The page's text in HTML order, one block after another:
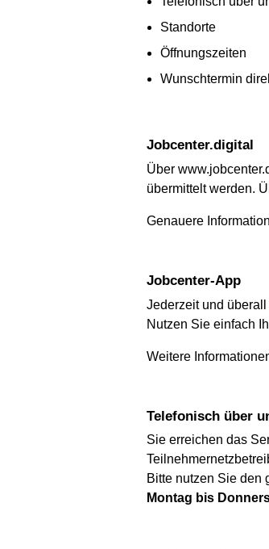
Standorte
Öffnungszeiten
Wunschtermin
jobcenter.digital
Über
übermittelt werden.
Genauere
Jobcenter-App
Jederzeit und
Nutzen Sie einfach
Weitere
Telefonisch über
Sie erreichen das
Bitte nutzen Sie den
Montag bis